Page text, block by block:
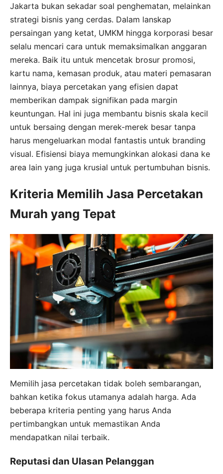
Jakarta bukan sekadar soal penghematan, melainkan
strategi bisnis yang cerdas. Dalam lanskap
persaingan yang ketat, UMKM hingga korporasi besar
selalu mencari cara untuk memaksimalkan anggaran
mereka. Baik itu untuk mencetak brosur promosi,
kartu nama, kemasan produk, atau materi pemasaran
lainnya, biaya percetakan yang efisien dapat
memberikan dampak signifikan pada margin
keuntungan. Hal ini juga membantu bisnis skala kecil
untuk bersaing dengan merek-merek besar tanpa
harus mengeluarkan modal fantastis untuk branding
visual. Efisiensi biaya memungkinkan alokasi dana ke
area lain yang juga krusial untuk pertumbuhan bisnis.
Kriteria Memilih Jasa Percetakan
Murah yang Tepat
Memilih jasa percetakan tidak boleh sembarangan,
bahkan ketika fokus utamanya adalah harga. Ada
beberapa kriteria penting yang harus Anda
pertimbangkan untuk memastikan Anda
mendapatkan nilai terbaik.
Reputasi dan Ulasan Pelanggan